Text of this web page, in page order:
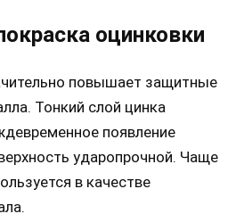
оцинковки
повышает защитные
Тонкий слой цинка
появление
ударопрочной. Чаще
в качестве